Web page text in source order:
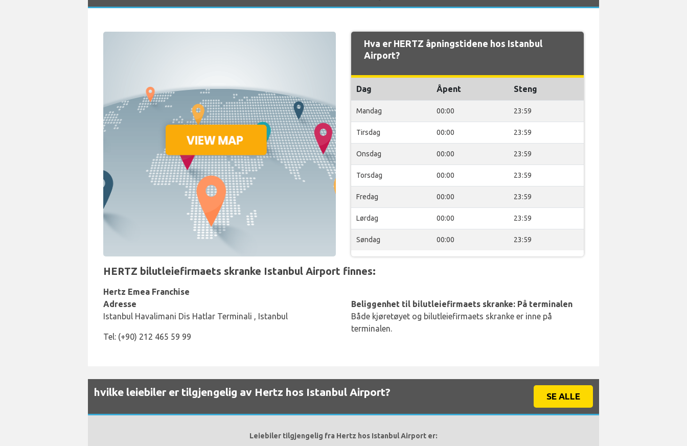
Hva er HERTZ åpningstidene hos Istanbul
Airport?
Dag Åpent Steng
Mandag 00:00 23:59
Tirsdag 00:00 23:59
Onsdag 00:00 23:59
Torsdag 00:00 23:59
Fredag 00:00 23:59
Lørdag 00:00 23:59
Søndag 00:00 23:59
HERTZ bilutleiefirmaets skranke Istanbul Airport finnes:
Hertz Emea Franchise
Adresse
Istanbul Havalimani Dis Hatlar Terminali , Istanbul
Tel: (+90) 212 465 59 99
Beliggenhet til bilutleiefirmaets skranke: På terminalen
Både kjøretøyet og bilutleiefirmaets skranke er inne på
terminalen.
hvilke leiebiler er tilgjengelig av Hertz hos Istanbul Airport? SE ALLE
Leiebiler tilgjengelig fra Hertz hos Istanbul Airport er: